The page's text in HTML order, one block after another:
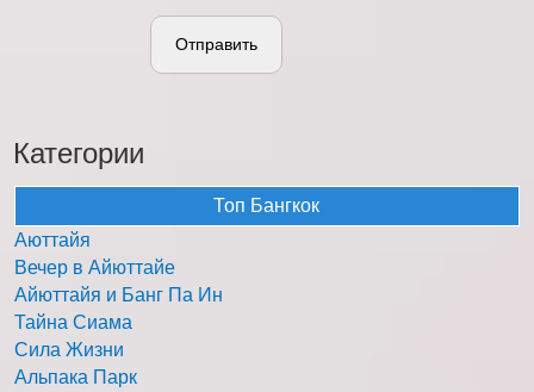
Отправить
Категории
Топ Бангкок
Аюттайя
Вечер в Айюттайе
Айюттайя и Банг Па Ин
Тайна Сиама
Сила Жизни
Альпака Парк